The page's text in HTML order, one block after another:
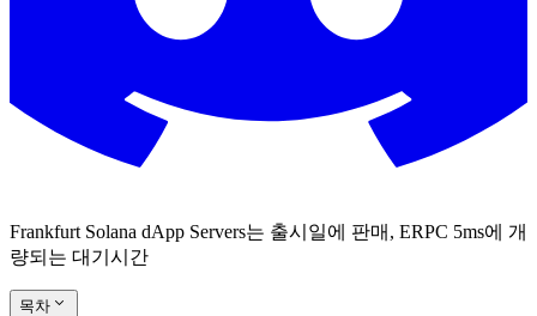
Frankfurt Solana dApp Servers는 출시일에 판매, ERPC 5ms에 개
량되는 대기시간
목차